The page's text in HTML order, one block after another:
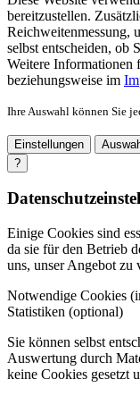
bereitzustellen.
Reichweitenmessung,
selbst entscheiden, ob
Weitere Informationen
beziehungsweise im
Ihre Auswahl können Sie
Einstellungen
?
Einige Cookies sind
da sie für den Betrieb
uns, unser Angebot zu
Notwendige Cookies
Statistiken (optional)
Sie können selbst
Auswertung durch
keine Cookies gesetzt